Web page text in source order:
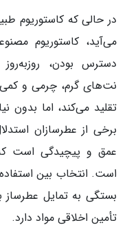
در حالی که کاستوریوم
می‌آید، کاستوریوم
دسترس بودن،
نت‌های گرم، چرمی و کمی
تقلید می‌کند، اما بدون
برخی از عطرسازان
عمق و پیچیدگی است که
است. انتخاب بین
بستگی به تمایل عطرساز
تأمین اخلاقی مواد دارد.